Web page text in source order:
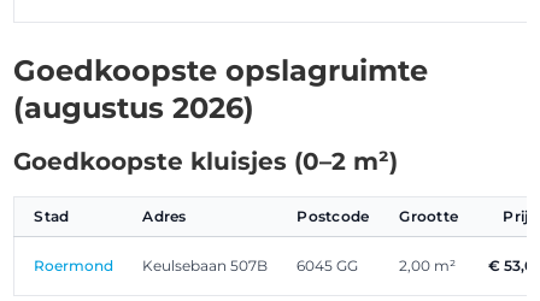
Goedkoopste opslagruimte
(augustus 2026)
Goedkoopste kluisjes (0–2 m²)
Stad Adres Postcode Grootte
Roermond Keulsebaan 507B 6045 GG 2,00 m² €